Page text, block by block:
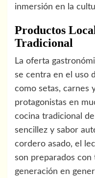
inmersión en la
Productos
Tradicional
La oferta
se centra en el uso
como setas, carnes
protagonistas en
cocina tradicional
sencillez y sabor
cordero asado, el
son preparados con
generación en